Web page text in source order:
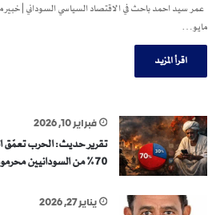
عمر سيد احمد باحث في الاقتصاد السياسي السوداني | خبير
مايو…
اقرأ المزيد
فبراير 10, 2026
تقرير حديث: الحرب تعمّق
70% من السودانيين محرمون من الإنترنت
يناير 27, 2026